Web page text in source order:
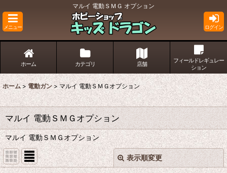
マルイ 電動ＳＭＧ オプション
メニュー ログイン
ホーム カテゴリ 店舗
フィールドレギュレー
ション
ホーム > 電動ガン > マルイ 電動ＳＭＧオプション
マルイ 電動ＳＭＧオプション
マルイ 電動ＳＭＧオプション
表示順変更 閉じる